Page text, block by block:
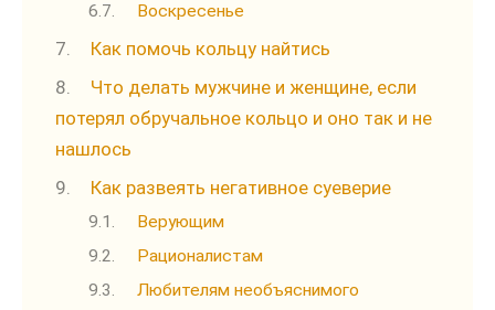
Воскресенье
Как помочь кольцу найтись
Что делать мужчине и женщине, если
потерял обручальное кольцо и оно так и не
нашлось
Как развеять негативное суеверие
Верующим
Рационалистам
Любителям необъяснимого